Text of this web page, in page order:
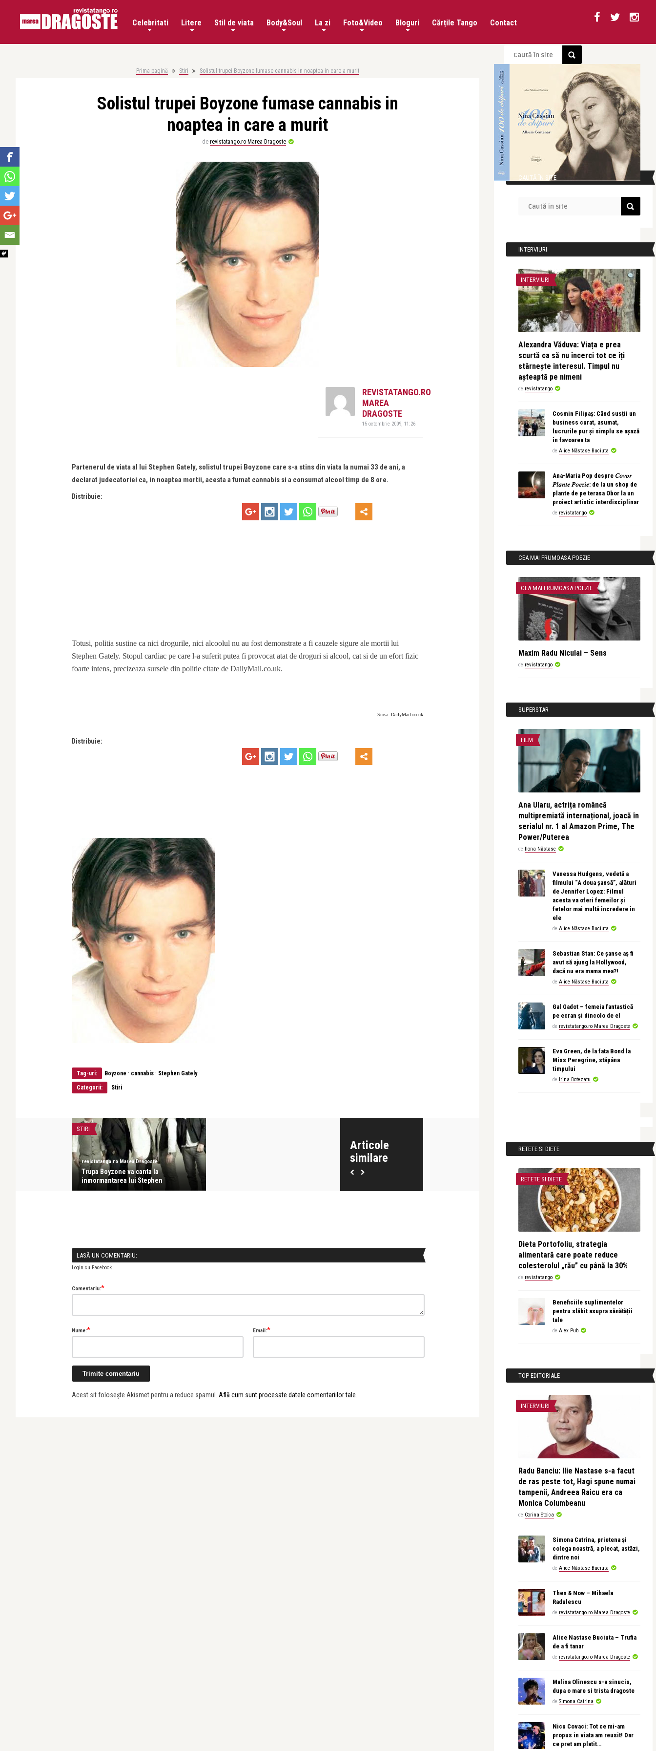
Celebritati Litere Stil de viata Body&Soul La zi Foto&Video Bloguri Cărțile Tango Contact
Prima pagină Stiri Solistul trupei Boyzone fumase cannabis in noaptea in care a murit
Solistul trupei Boyzone fumase cannabis in
noaptea in care a murit
de revistatango.ro Marea Dragoste
REVISTATANGO.RO
MAREA
DRAGOSTE
15 octombrie 2009, 11:26
Partenerul de viata al lui Stephen Gately, solistul trupei Boyzone care s-a stins din viata la numai 33 de ani, a
declarat judecatoriei ca, in noaptea mortii, acesta a fumat cannabis si a consumat alcool timp de 8 ore.
Distribuie:
Totusi, politia sustine ca nici drogurile, nici alcoolul nu au fost demonstrate a fi cauzele sigure ale mortii lui
Stephen Gately. Stopul cardiac pe care l-a suferit putea fi provocat atat de droguri si alcool, cat si de un efort fizic
foarte intens, precizeaza sursele din politie citate de DailyMail.co.uk.
Sursa: DailyMail.co.uk
Distribuie:
Tag-uri: Boyzone · cannabis · Stephen Gately
Categorii: Stiri
Articole
similare
STIRI
revistatango.ro Marea Dragoste
Trupa Boyzone va canta la
inmormantarea lui Stephen
LASĂ UN COMENTARIU:
Login cu Facebook
Comentariu:*
Nume:* Email:*
Acest sit folosește Akismet pentru a reduce spamul. Află cum sunt procesate datele comentariilor tale.
CAUTĂ ÎN SITE
INTERVIURI
INTERVIURI
Alexandra Văduva: Viața e prea
scurtă ca să nu încerci tot ce îți
stârnește interesul. Timpul nu
așteaptă pe nimeni
de revistatango
Cosmin Filipaș: Când susții un
business curat, asumat,
lucrurile pur și simplu se așază
în favoarea ta
de Alice Năstase Buciuta
Ana-Maria Pop despre 𝐶𝑜𝑣𝑜𝑟
𝑃𝑙𝑎𝑛𝑡𝑒 𝑃𝑜𝑒𝑧𝑖𝑒: de la un shop de
plante de pe terasa Obor la un
proiect artistic interdisciplinar
de revistatango
CEA MAI FRUMOASA POEZIE
CEA MAI FRUMOASA POEZIE
Maxim Radu Niculai – Sens
de revistatango
SUPERSTAR
FILM
Ana Ularu, actrița româncă
multipremiată internațional, joacă în
serialul nr. 1 al Amazon Prime, The
Power/Puterea
de Ilona Năstase
Vanessa Hudgens, vedetă a
filmului “A doua șansă”, alături
de Jennifer Lopez: Filmul
acesta va oferi femeilor și
fetelor mai multă încredere în
ele
de Alice Năstase Buciuta
Sebastian Stan: Ce șanse aș fi
avut să ajung la Hollywood,
dacă nu era mama mea?!
de Alice Năstase Buciuta
Gal Gadot – femeia fantastică
pe ecran și dincolo de el
de revistatango.ro Marea Dragoste
Eva Green, de la fata Bond la
Miss Peregrine, stăpâna
timpului
de Irina Botezatu
RETETE SI DIETE
RETETE SI DIETE
Dieta Portofoliu, strategia
alimentară care poate reduce
colesterolul „rău” cu până la 30%
de revistatango
Beneficiile suplimentelor
pentru slăbit asupra sănătății
tale
de Alex Pub
TOP EDITORIALE
INTERVIURI
Radu Banciu: Ilie Nastase s-a facut
de ras peste tot, Hagi spune numai
tampenii, Andreea Raicu era ca
Monica Columbeanu
de Corina Stoica
Simona Catrina, prietena și
colega noastră, a plecat, astăzi,
dintre noi
de Alice Năstase Buciuta
Then & Now – Mihaela
Radulescu
de revistatango.ro Marea Dragoste
Alice Nastase Buciuta – Trufia
de a fi tanar
de revistatango.ro Marea Dragoste
Malina Olinescu s-a sinucis,
dupa o mare si trista dragoste
de Simona Catrina
Nicu Covaci: Tot ce mi-am
propus in viata am reusit! Dar
ce pret am platit…